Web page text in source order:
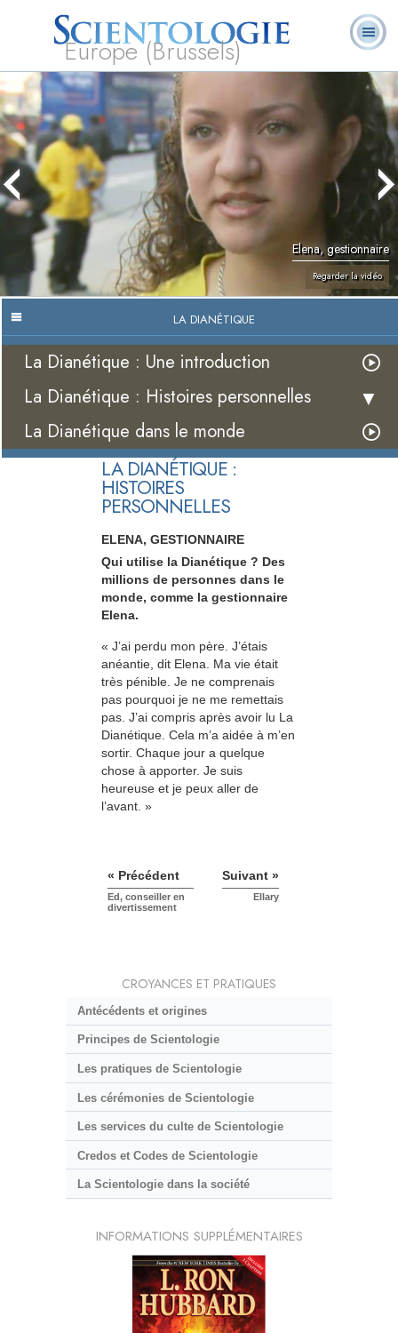
Europe (Brussels)
À
notre
sujet
L. Ron Hubbard
Qu’est-ce que la
Scientologie ?
Livres
Elena, gestionnaire
Regarder la vidéo
LA DIANÉTIQUE
La Dianétique : Une introduction
La Dianétique : Histoires personnelles
La Dianétique dans le monde
LA DIANÉTIQUE :
HISTOIRES
PERSONNELLES
ELENA, GESTIONNAIRE
Qui utilise la Dianétique ? Des
millions de personnes dans le
monde, comme la gestionnaire
Elena.
« J’ai perdu mon père. J’étais
anéantie, dit Elena. Ma vie était
très pénible. Je ne comprenais
pas pourquoi je ne me remettais
pas. J’ai compris après avoir lu La
Dianétique. Cela m’a aidée à m’en
sortir. Chaque jour a quelque
chose à apporter. Je suis
heureuse et je peux aller de
l’avant. »
« Précédent
Ed, conseiller en
divertissement
Suivant »
Ellary
CROYANCES ET PRATIQUES
Antécédents et origines
Principes de Scientologie
Les pratiques de Scientologie
Les cérémonies de Scientologie
Les services du culte de Scientologie
Credos et Codes de Scientologie
La Scientologie dans la société
INFORMATIONS SUPPLÉMENTAIRES